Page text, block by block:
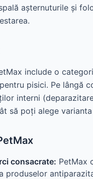
așternuturile și
include o
pisici. Pe lângă
interni
să poți alege
consacrate: PetMax
produselor